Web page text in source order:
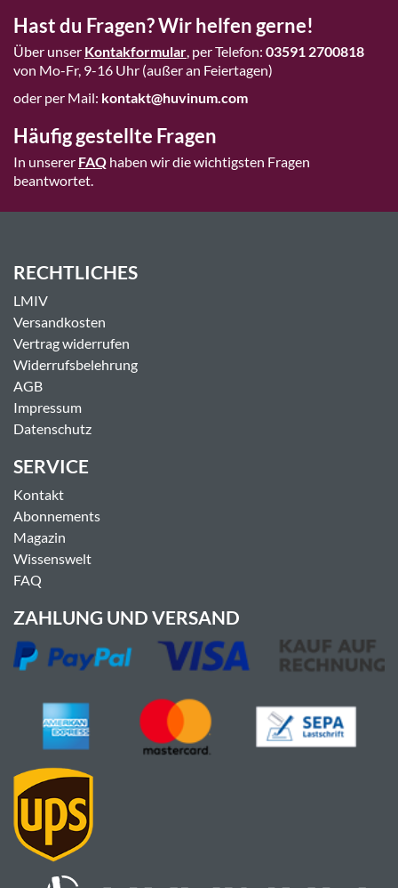
Hast du Fragen? Wir helfen gerne!
Über unser Kontakformular, per Telefon: 03591 2700818
von Mo-Fr, 9-16 Uhr (außer an Feiertagen)
oder per Mail: kontakt@huvinum.com
Häufig gestellte Fragen
In unserer FAQ haben wir die wichtigsten Fragen
beantwortet.
RECHTLICHES
LMIV
Versandkosten
Vertrag widerrufen
Widerrufsbelehrung
AGB
Impressum
Datenschutz
SERVICE
Kontakt
Abonnements
Magazin
Wissenswelt
FAQ
ZAHLUNG UND VERSAND